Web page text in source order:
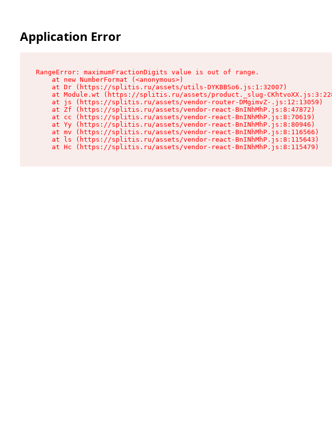
Application Error
RangeError: maximumFractionDigits value is out of range.
    at new NumberFormat (<anonymous>)
    at Dr (https://splitis.ru/assets/utils-DYKBBSo6.js:1:32007)
at Module.wt (https://splitis.ru/assets/product._slug-
    at js (https://splitis.ru/assets/vendor-router-DMgimvZ-.js:12:13059)
    at Zf (https://splitis.ru/assets/vendor-react-BnINhMhP.js:8:47872)
    at cc (https://splitis.ru/assets/vendor-react-BnINhMhP.js:8:70619)
    at Yy (https://splitis.ru/assets/vendor-react-BnINhMhP.js:8:80946)
    at mv (https://splitis.ru/assets/vendor-react-BnINhMhP.js:8:116566)
    at ls (https://splitis.ru/assets/vendor-react-BnINhMhP.js:8:115643)
    at Hc (https://splitis.ru/assets/vendor-react-BnINhMhP.js:8:115479)